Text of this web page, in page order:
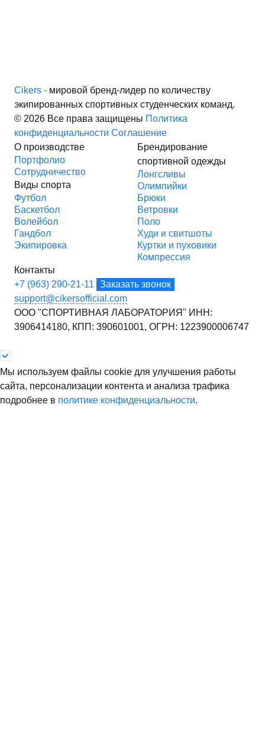
Cikers - мировой бренд-лидер по количеству
экипированных спортивных студенческих команд.
© 2026 Все права защищены Политика
конфиденциальности Соглашение
О производстве
Портфолио
Сотрудничество
Виды спорта
Футбол
Баскетбол
Волейбол
Гандбол
Экипировка
Брендирование
спортивной одежды
Лонгсливы
Олимпийки
Брюки
Ветровки
Поло
Худи и свитшоты
Куртки и пуховики
Компрессия
Контакты
+7 (963) 290-21-11 Заказать звонок
support@cikersofficial.com
ООО "СПОРТИВНАЯ ЛАБОРАТОРИЯ" ИНН:
3906414180, КПП: 390601001, ОГРН: 1223900006747
Мы используем файлы cookie для улучшения работы
сайта, персонализации контента и анализа трафика
подробнее в политике конфиденциальности.